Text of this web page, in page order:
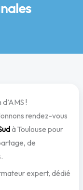
!
rendez-vous
à Toulouse pour
de
expert, dédié